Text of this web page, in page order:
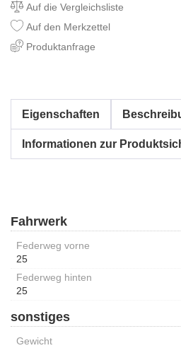
Auf die Vergleichsliste
Auf den Merkzettel
Produktanfrage
Eigenschaften
Informationen zur
Fahrwerk
Federweg vorne
25
Federweg hinten
25
sonstiges
Gewicht